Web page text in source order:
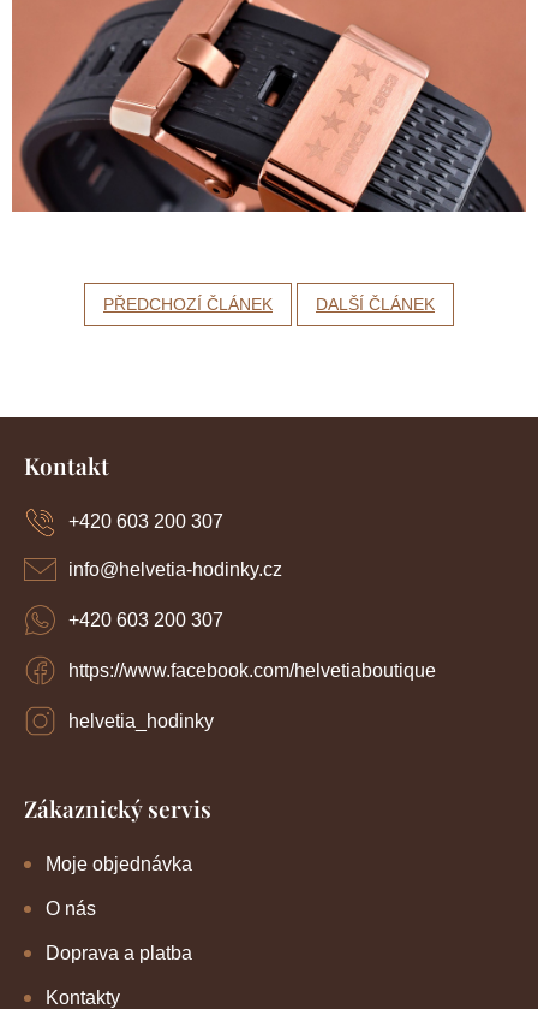
PŘEDCHOZÍ ČLÁNEK DALŠÍ ČLÁNEK
Z
Kontakt
info@helvetia-hodinky.cz
+420 603 200 307
https://www.facebook.com/helvetiaboutique
helvetia_hodinky
+420 603 200 307
Zákaznický servis
Moje objednávka
O nás
Doprava a platba
Kontakty